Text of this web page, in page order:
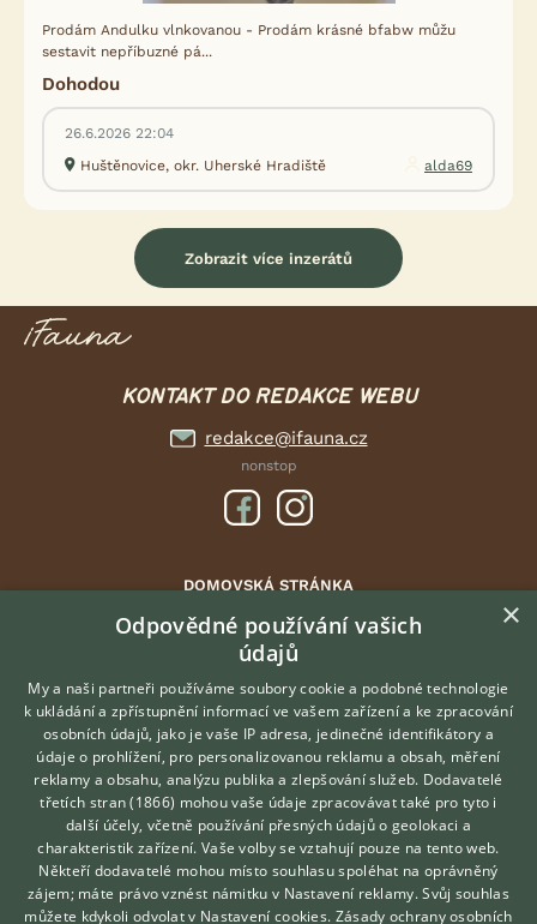
Prodám Andulku vlnkovanou - Prodám krásné bfabw můžu
sestavit nepříbuzné pá...
Dohodou
26.6.2026 22:04
Huštěnovice, okr. Uherské Hradiště
alda69
Zobrazit více inzerátů
KONTAKT DO REDAKCE WEBU
redakce@ifauna.cz
nonstop
DOMOVSKÁ STRÁNKA
INZERCE
DISKUSE
ČLÁNKY
ATLAS
O nás
Kontakt
Možnosti zvýraznění inzerátů
Podmínky užití
Zpracování osobních údajů
Hledáte zvířecího kamaráda?
Zdarma vám poradí
VETERINÁŘ ONLINE
KONZULTOVAT S
VETERINÁŘEM
×
Odpovědné používání vašich
údajů
My a naši partneři používáme soubory cookie a podobné technologie
k ukládání a zpřístupnění informací ve vašem zařízení a ke zpracování
osobních údajů, jako je vaše IP adresa, jedinečné identifikátory a
údaje o prohlížení, pro personalizovanou reklamu a obsah, měření
reklamy a obsahu, analýzu publika a zlepšování služeb. Dodavatelé
třetích stran (1866) mohou vaše údaje zpracovávat také pro tyto i
další účely, včetně používání přesných údajů o geolokaci a
charakteristik zařízení. Vaše volby se vztahují pouze na tento web.
Někteří dodavatelé mohou místo souhlasu spoléhat na oprávněný
zájem; máte právo vznést námitku v Nastavení reklamy. Svůj souhlas
můžete kdykoli odvolat v Nastavení cookies. Zásady ochrany osobních